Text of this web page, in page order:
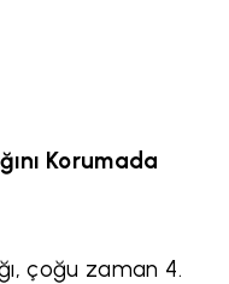
Korumada
çoğu zaman 4.